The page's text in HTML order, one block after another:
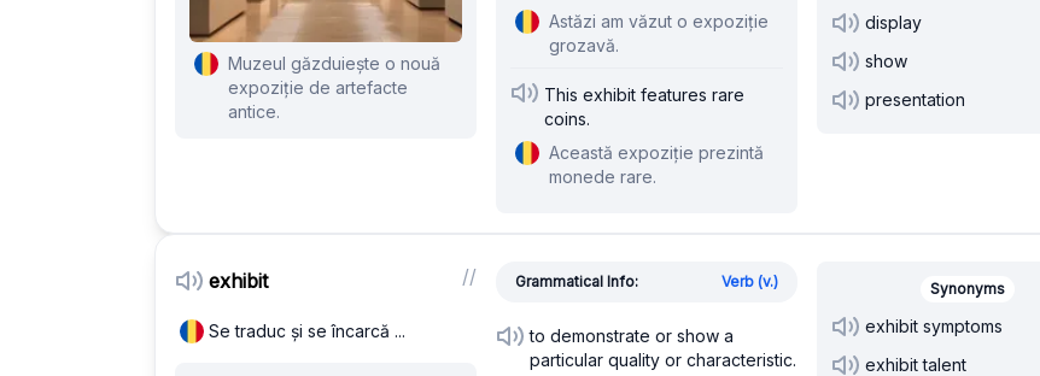
Muzeul găzduiește o nouă
expoziție de artefacte
antice.
Astăzi am văzut o expoziție
grozavă.
This exhibit features rare
coins.
Această expoziție prezintă
monede rare.
display
show
presentation
exhibit //
Se traduc și se încarcă ...
Grammatical Info: Verb (v.)
to demonstrate or show a
particular quality or characteristic.
Synonyms
exhibit symptoms
exhibit talent